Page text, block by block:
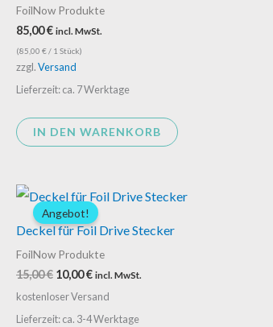
FoilNow Produkte
85,00€ incl. MwSt.
(85,00 €/ 1 Stück)
zzgl.Versand
Lieferzeit: ca. 7 Werktage
IN DEN WARENKORB
Angebot!
Deckel für Foil Drive Stecker
FoilNow Produkte
15,00€
Ursprünglicher
Preis
war:
15,00 €
10,00€
Aktueller
Preis
ist:
10,00 €.
incl. MwSt.
kostenloser Versand
Lieferzeit: ca. 3-4 Werktage